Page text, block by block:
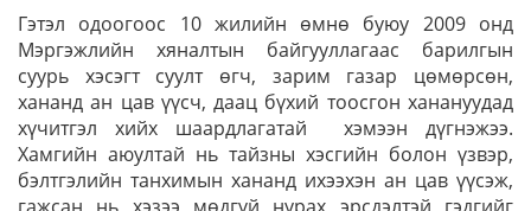
Гэтэл одоогоос 10 жилийн өмнө буюу 2009 онд
Мэргэжлийн хяналтын байгууллагаас барилгын
суурь хэсэгт суулт өгч, зарим газар цөмөрсөн,
хананд ан цав үүсч, даац бүхий тоосгон ханануудад
хүчитгэл хийх шаардлагатай хэмээн дүгнэжээ.
Хамгийн аюултай нь тайзны хэсгийн болон үзвэр,
бэлтгэлийн танхимын хананд ихээхэн ан цав үүсэж,